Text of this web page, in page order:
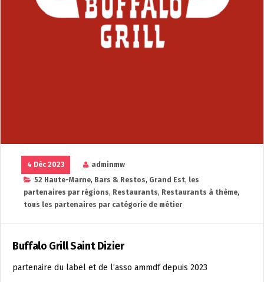
4 Déc 2023
adminmw
52 Haute-Marne, Bars & Restos, Grand Est, les
partenaires par régions, Restaurants, Restaurants à thème,
tous les partenaires par catégorie de métier
Buffalo Grill Saint Dizier
partenaire du label et de l’asso ammdf depuis 2023